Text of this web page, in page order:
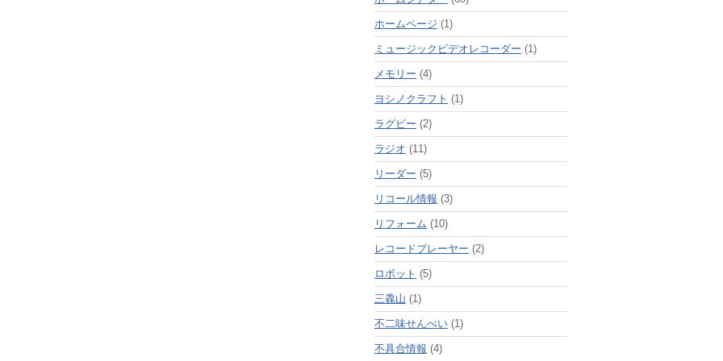
ホームページ (1)
ミュージックビデオレコーダー (1)
メモリー (4)
ヨシノクラフト (1)
ラグビー (2)
ラジオ (11)
リーダー (5)
リコール情報 (3)
リフォーム (10)
レコードプレーヤー (2)
ロボット (5)
三毳山 (1)
不二味せんべい(1)
不具合情報 (4)